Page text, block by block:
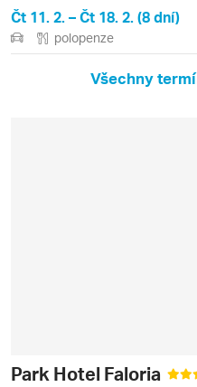
Čt 11. 2. – Čt 18. 2. (8 dní)
polopenze
Všechny
Park Hotel Faloria